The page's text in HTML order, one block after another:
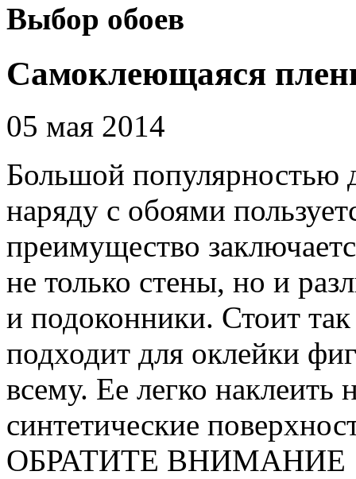
Выбор обоев
Самоклеющаяся
05 мая 2014
Большой популярностью
наряду с обоями
преимущество
не только стены, но и
и подоконники. Стоит
подходит для оклейки
всему. Ее легко наклеить
синтетические
ОБРАТИТЕ ВНИМАНИЕ